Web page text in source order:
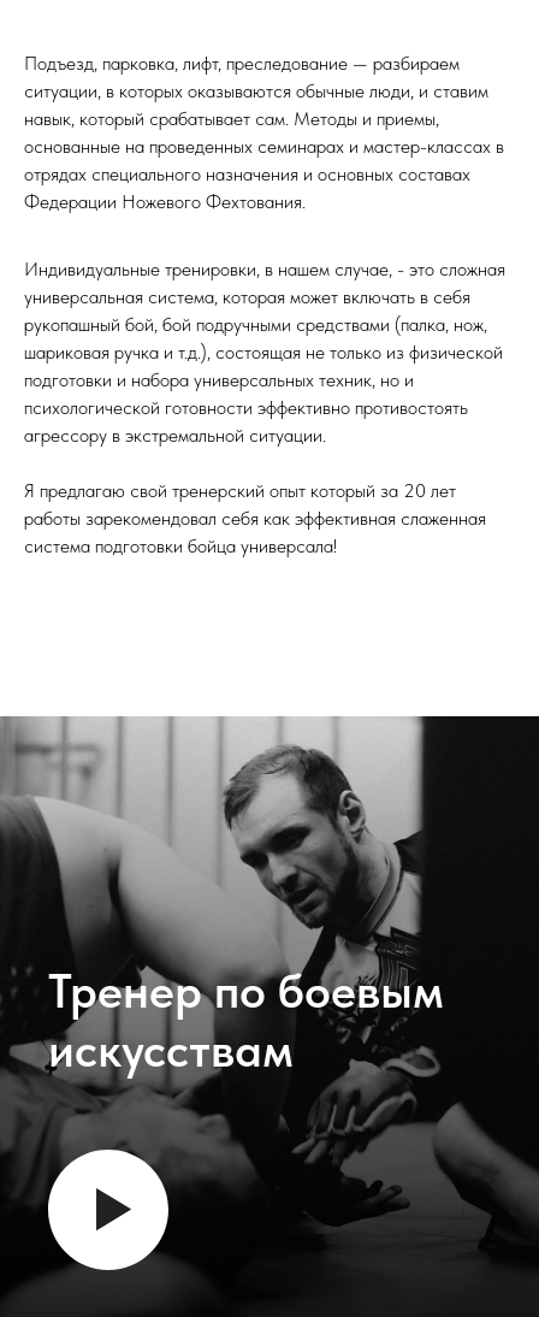
Подъезд, парковка, лифт, преследование — разбираем
ситуации, в которых оказываются обычные люди, и ставим
навык, который срабатывает сам. Методы и приемы,
основанные на проведенных семинарах и мастер-классах в
отрядах специального назначения и основных составах
Федерации Ножевого Фехтования.
Индивидуальные тренировки, в нашем случае, - это сложная
универсальная система, которая может включать в себя
рукопашный бой, бой подручными средствами (палка, нож,
шариковая ручка и т.д.), состоящая не только из физической
подготовки и набора универсальных техник, но и
психологической готовности эффективно противостоять
агрессору в экстремальной ситуации.
Я предлагаю свой тренерский опыт который за 20 лет
работы зарекомендовал себя как эффективная слаженная
система подготовки бойца универсала!
Тренер по боевым
искусствам